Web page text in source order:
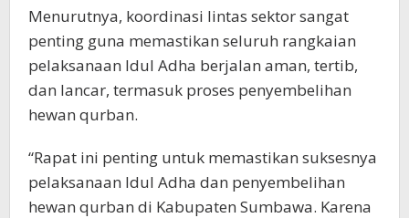
Menurutnya, koordinasi lintas sektor sangat
penting guna memastikan seluruh rangkaian
pelaksanaan Idul Adha berjalan aman, tertib,
dan lancar, termasuk proses penyembelihan
hewan qurban.
“Rapat ini penting untuk memastikan suksesnya
pelaksanaan Idul Adha dan penyembelihan
hewan qurban di Kabupaten Sumbawa. Karena